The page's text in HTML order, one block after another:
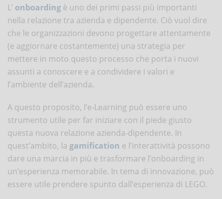
L’ onboarding è uno dei primi passi più importanti
nella relazione tra azienda e dipendente. Ciò vuol dire
che le organizzazioni devono progettare attentamente
(e aggiornare costantemente) una strategia per
mettere in moto questo processo che porta i nuovi
assunti a conoscere e a condividere i valori e
l’ambiente dell’azienda.
A questo proposito, l’e-Learning può essere uno
strumento utile per far iniziare con il piede giusto
questa nuova relazione azienda-dipendente. In
quest’ambito, la gamification e l’interattività possono
dare una marcia in più e trasformare l’onboarding in
un’esperienza memorabile. In tema di innovazione, può
essere utile prendere spunto dall’esperienza di LEGO.